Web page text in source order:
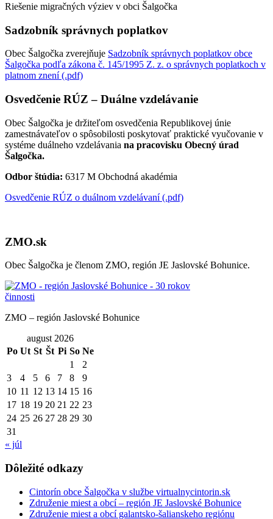
Riešenie migračných výziev v obci Šalgočka
Sadzobník správnych poplatkov
Obec Šalgočka zverejňuje Sadzobník správnych poplatkov obce
Šalgočka podľa zákona č. 145/1995 Z. z. o správnych poplatkoch v
platnom znení (.pdf)
Osvedčenie RÚZ – Duálne vzdelávanie
Obec Šalgočka je držiteľom osvedčenia Republikovej únie
zamestnávateľov o spôsobilosti poskytovať praktické vyučovanie v
systéme duálneho vzdelávania na pracovisku Obecný úrad
Šalgočka.
Odbor štúdia: 6317 M Obchodná akadémia
Osvedčenie RÚZ o duálnom vzdelávaní (.pdf)
ZMO.sk
Obec Šalgočka je členom ZMO, región JE Jaslovské Bohunice.
ZMO – región Jaslovské Bohunice
august 2026
Po Ut St Št Pi So Ne
1
2
3
4 5 6 7 8
9
10 11 12 13 14 15 16
17 18 19 20 21 22 23
24 25 26 27 28 29 30
31
« júl
Dôležité odkazy
Cintorín obce Šalgočka v službe virtualnycintorin.sk
Združenie miest a obcí – región JE Jaslovské Bohunice
Združenie miest a obcí galantsko-šalianskeho regiónu